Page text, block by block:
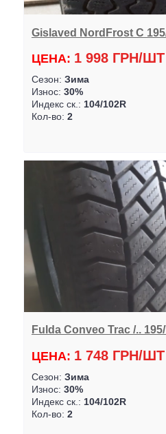
Gislaved NordFrost C
ЦЕНА: 1 998 ГРН/ШТ
Сезон: Зима
Износ: 30%
Индекс ск.: 104/102R
Кол-во: 2
Fulda Conveo Trac /..
ЦЕНА: 1 748 ГРН/ШТ
Сезон: Зима
Износ: 30%
Индекс ск.: 104/102R
Кол-во: 2